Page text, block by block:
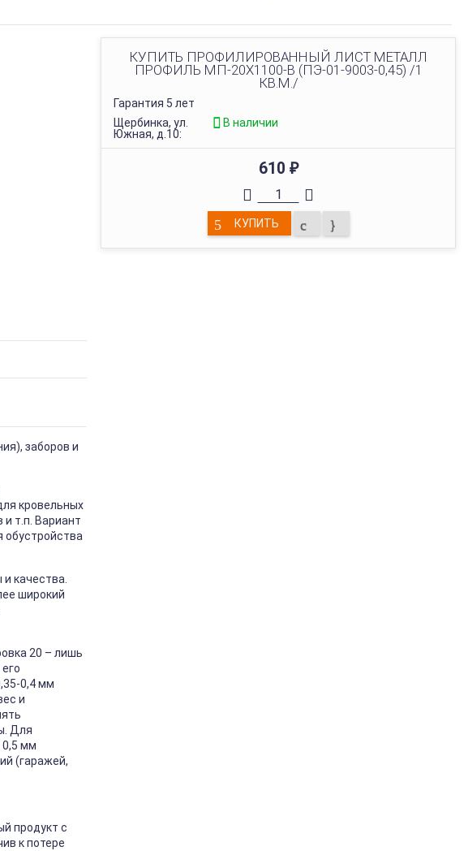
КУПИТЬ ПРОФИЛИРОВАННЫЙ ЛИСТ МЕТАЛЛ
ПРОФИЛЬ МП-20Х1100-B (ПЭ-01-9003-0,45) /1
КВ.М./
Гарантия 5 лет
Щербинка, ул.
Южная, д.10:
В наличии
610 ₽
КУПИТЬ
заборов и
кровельных
и т.п. Вариант
обустройства
качества.
широкий
20 – лишь
0,4 мм
и
Для
0,5 мм
(гаражей,
продукт с
к потере